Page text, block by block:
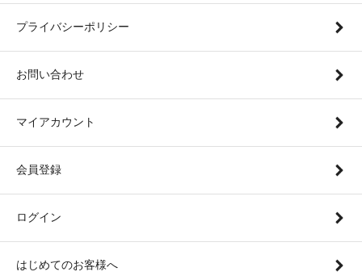
プライバシーポリシー
お問い合わせ
マイアカウント
会員登録
ログイン
はじめてのお客様へ